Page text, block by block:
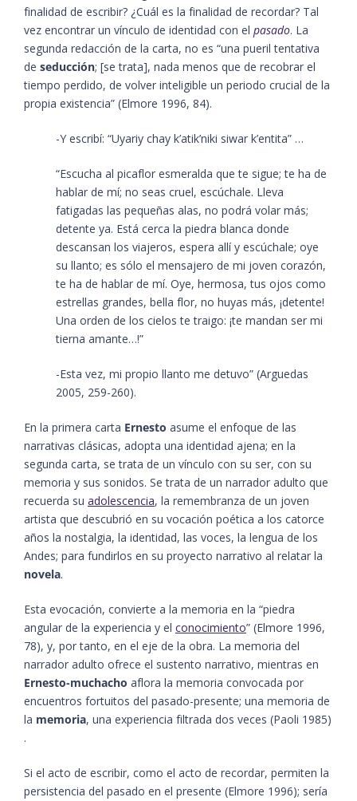
finalidad de escribir? ¿Cuál es la finalidad de recordar? Tal
vez encontrar un vínculo de identidad con el pasado. La
segunda redacción de la carta, no es “una pueril tentativa
de seducción; [se trata], nada menos que de recobrar el
tiempo perdido, de volver inteligible un periodo crucial de la
propia existencia”​ (Elmore 1996, 84)​.
-Y escribí: “Uyariy chay k’atik’niki siwar k’entita” …
“Escucha al picaflor esmeralda que te sigue; te ha de
hablar de mí; no seas cruel, escúchale. Lleva
fatigadas las pequeñas alas, no podrá volar más;
detente ya. Está cerca la piedra blanca donde
descansan los viajeros, espera allí y escúchale; oye
su llanto; es sólo el mensajero de mi joven corazón,
te ha de hablar de mí. Oye, hermosa, tus ojos como
estrellas grandes, bella flor, no huyas más, ¡detente!
Una orden de los cielos te traigo: ¡te mandan ser mi
tierna amante…!”
-Esta vez, mi propio llanto me detuvo”​ (Arguedas
2005, 259-260)​.
En la primera carta Ernesto asume el enfoque de las
narrativas clásicas, adopta una identidad ajena; en la
segunda carta, se trata de un vínculo con su ser, con su
memoria y sus sonidos. Se trata de un narrador adulto que
recuerda su adolescencia, la remembranza de un joven
artista que descubrió en su vocación poética a los catorce
años la nostalgia, la identidad, las voces, la lengua de los
Andes; para fundirlos en su proyecto narrativo al relatar la
novela.
Esta evocación, convierte a la memoria en la “piedra
angular de la experiencia y el conocimiento”​ (Elmore 1996,
78)​, y, por tanto, en el eje de la obra. La memoria del
narrador adulto ofrece el sustento narrativo, mientras en
Ernesto-muchacho aflora la memoria convocada por
encuentros fortuitos del pasado-presente; una memoria de
la memoria, una experiencia filtrada dos veces​ (Paoli 1985)​
.
Si el acto de escribir, como el acto de recordar, permiten la
persistencia del pasado en el presente​ (Elmore 1996)​; sería